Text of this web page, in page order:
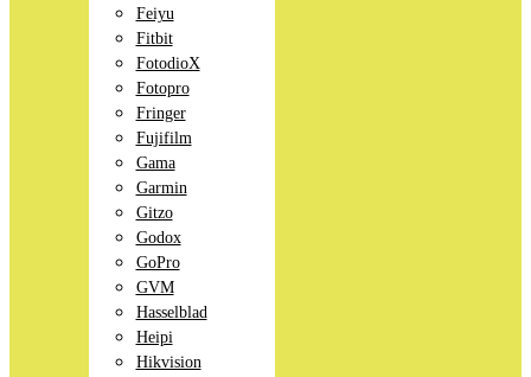
Feiyu
Fitbit
FotodioX
Fotopro
Fringer
Fujifilm
Gama
Garmin
Gitzo
Godox
GoPro
GVM
Hasselblad
Heipi
Hikvision